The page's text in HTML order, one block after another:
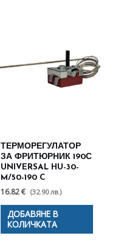
ТЕРМОРЕГУЛАТОР
ЗА ФРИТЮРНИК 190С
UNIVERSAL HU-30-
M/50-190 C
16.82 € (32.90 лв.)
ДОБАВЯНЕ В
КОЛИЧКАТА